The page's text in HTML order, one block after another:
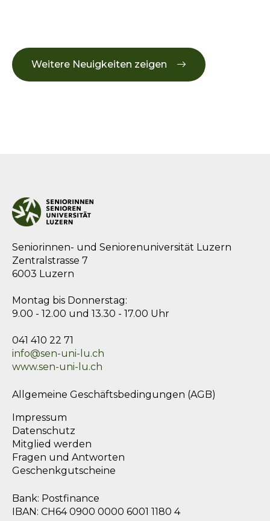
Weitere Neuigkeiten zeigen
Seniorinnen- und Seniorenuniversität Luzern
Zentralstrasse 7
6003 Luzern
Montag bis Donnerstag:
9.00 - 12.00 und 13.30 - 17.00 Uhr
041 410 22 71
info@sen-uni-lu.ch
www.sen-uni-lu.ch
Allgemeine Geschäftsbedingungen (AGB)
Impressum
Datenschutz
Mitglied werden
Fragen und Antworten
Geschenkgutscheine
Bank: Postfinance
IBAN: CH64 0900 0000 6001 1180 4